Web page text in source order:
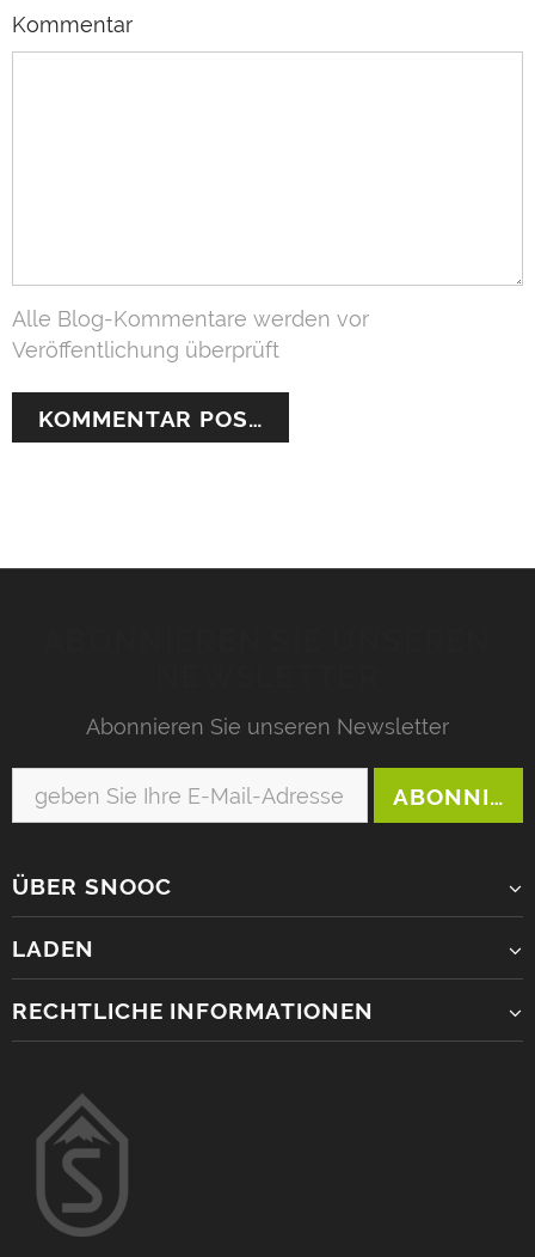
Kommentar
Alle Blog-Kommentare werden vor
Veröffentlichung überprüft
Abonnieren Sie unseren Newsletter
ÜBER SNOOC
LADEN
RECHTLICHE INFORMATIONEN